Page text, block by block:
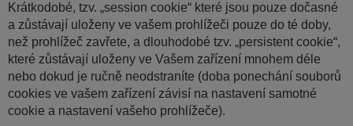
Krátkodobé, tzv. „session cookie“ které jsou pouze dočasné
a zůstávají uloženy ve vašem prohlížeči pouze do té doby,
než prohlížeč zavřete, a dlouhodobé tzv. „persistent cookie“,
které zůstávají uloženy ve Vašem zařízení mnohem déle
nebo dokud je ručně neodstraníte (doba ponechání souborů
cookies ve vašem zařízení závisí na nastavení samotné
cookie a nastavení vašeho prohlížeče).